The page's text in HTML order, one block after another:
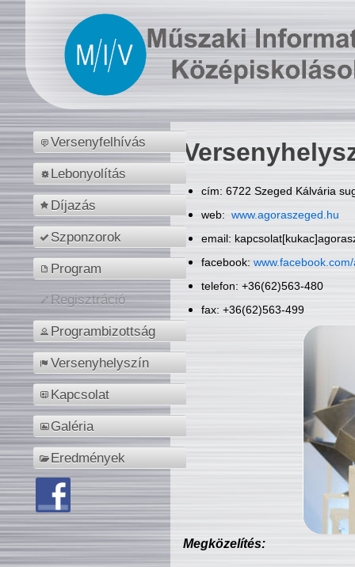
Versenyfelhívás
Lebonyolítás
Díjazás
Szponzorok
Program
Regisztráció
Programbizottság
Versenyhelyszín
Kapcsolat
Galéria
Eredmények
cím: 6722 Szeged Kálvária
web: www.agoraszeged.hu
email:
facebook:
telefon: +36(62)563-480
fax: +36(62)563-499
Megközelítés: